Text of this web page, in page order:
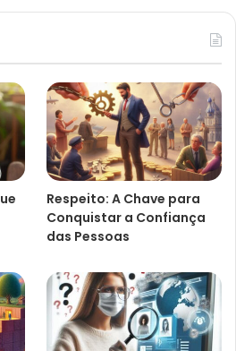
Respeito: A Chave para
Conquistar a Confiança
das Pessoas